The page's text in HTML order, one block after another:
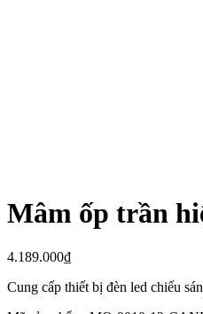
Mâm ốp trần
4.189.000₫
Cung cấp thiết bị đèn led chiếu